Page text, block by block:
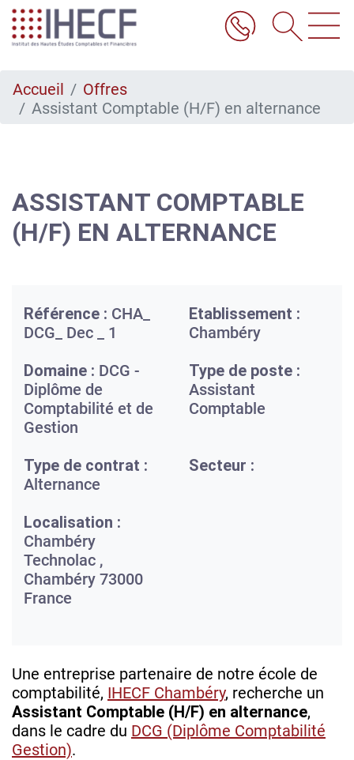
Aller
au
contenu
Accueil
Offres
Assistant Comptable (H/F) en alternance
ASSISTANT COMPTABLE
(H/F) EN ALTERNANCE
Référence : CHA_
DCG_ Dec _ 1
Etablissement :
Chambéry
Domaine : DCG -
Diplôme de
Comptabilité et de
Gestion
Type de poste :
Assistant
Comptable
Type de contrat :
Alternance
Secteur :
Localisation :
Chambéry
Technolac ,
Chambéry 73000
France
Une entreprise partenaire de notre école de
comptabilité, IHECF Chambéry, recherche un
Assistant Comptable (H/F) en alternance,
dans le cadre du DCG (Diplôme Comptabilité
Gestion).